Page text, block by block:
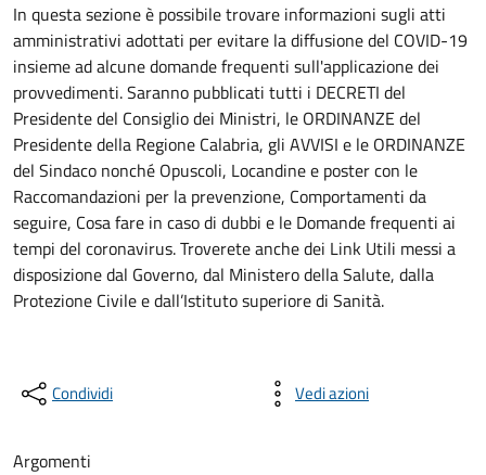
In questa sezione è possibile trovare informazioni sugli atti
amministrativi adottati per evitare la diffusione del COVID-19
insieme ad alcune domande frequenti sull'applicazione dei
provvedimenti. Saranno pubblicati tutti i DECRETI del
Presidente del Consiglio dei Ministri, le ORDINANZE del
Presidente della Regione Calabria, gli AVVISI e le ORDINANZE
del Sindaco nonché Opuscoli, Locandine e poster con le
Raccomandazioni per la prevenzione, Comportamenti da
seguire, Cosa fare in caso di dubbi e le Domande frequenti ai
tempi del coronavirus. Troverete anche dei Link Utili messi a
disposizione dal Governo, dal Ministero della Salute, dalla
Protezione Civile e dall’Istituto superiore di Sanità.
Condividi Vedi azioni
Argomenti